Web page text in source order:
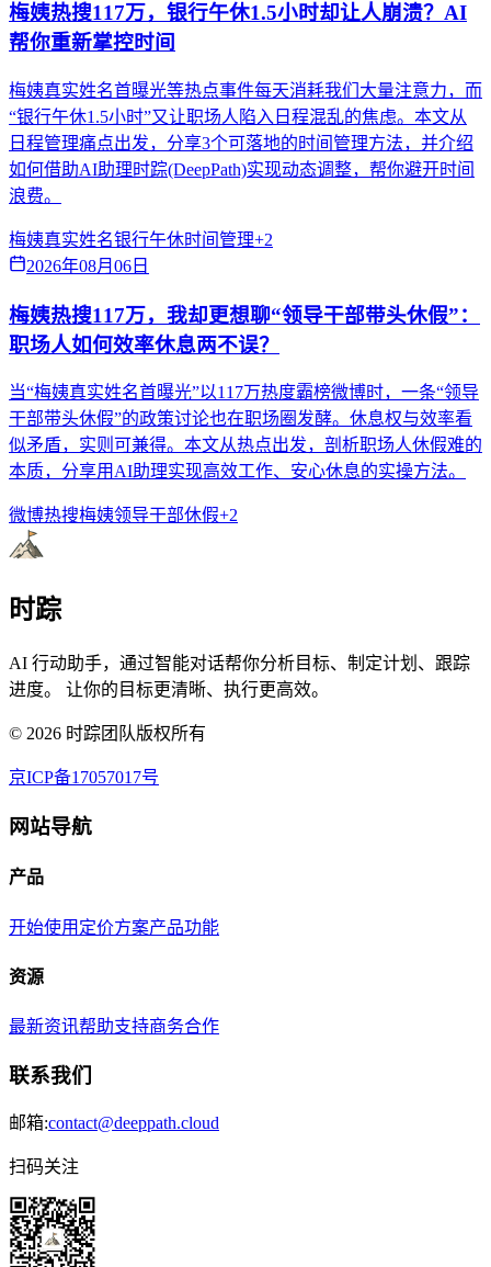
梅姨热搜117万，银行午休1.5小时却让人崩溃？AI
帮你重新掌控时间
梅姨真实姓名首曝光等热点事件每天消耗我们大量注意力，而
“银行午休1.5小时”又让职场人陷入日程混乱的焦虑。本文从
日程管理痛点出发，分享3个可落地的时间管理方法，并介绍
如何借助AI助理时踪(DeepPath)实现动态调整，帮你避开时间
浪费。
梅姨真实姓名银行午休时间管理+2
2026年08月06日
梅姨热搜117万，我却更想聊“领导干部带头休假”：
职场人如何效率休息两不误？
当“梅姨真实姓名首曝光”以117万热度霸榜微博时，一条“领导
干部带头休假”的政策讨论也在职场圈发酵。休息权与效率看
似矛盾，实则可兼得。本文从热点出发，剖析职场人休假难的
本质，分享用AI助理实现高效工作、安心休息的实操方法。
微博热搜梅姨领导干部休假+2
时踪
AI 行动助手，通过智能对话帮你分析目标、制定计划、跟踪
进度。 让你的目标更清晰、执行更高效。
© 2026 时踪团队版权所有
京ICP备17057017号
网站导航
产品
开始使用 定价方案产品功能
资源
最新资讯帮助支持商务合作
联系我们
邮箱:contact@deeppath.cloud
扫码关注